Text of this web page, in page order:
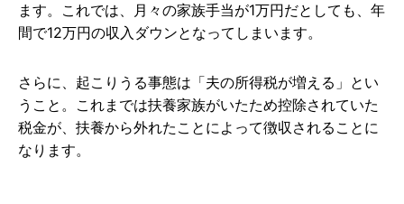
ます。これでは、月々の家族手当が1万円だとしても、年
間で12万円の収入ダウンとなってしまいます。
さらに、起こりうる事態は「夫の所得税が増える」とい
うこと。これまでは扶養家族がいたため控除されていた
税金が、扶養から外れたことによって徴収されることに
なります。